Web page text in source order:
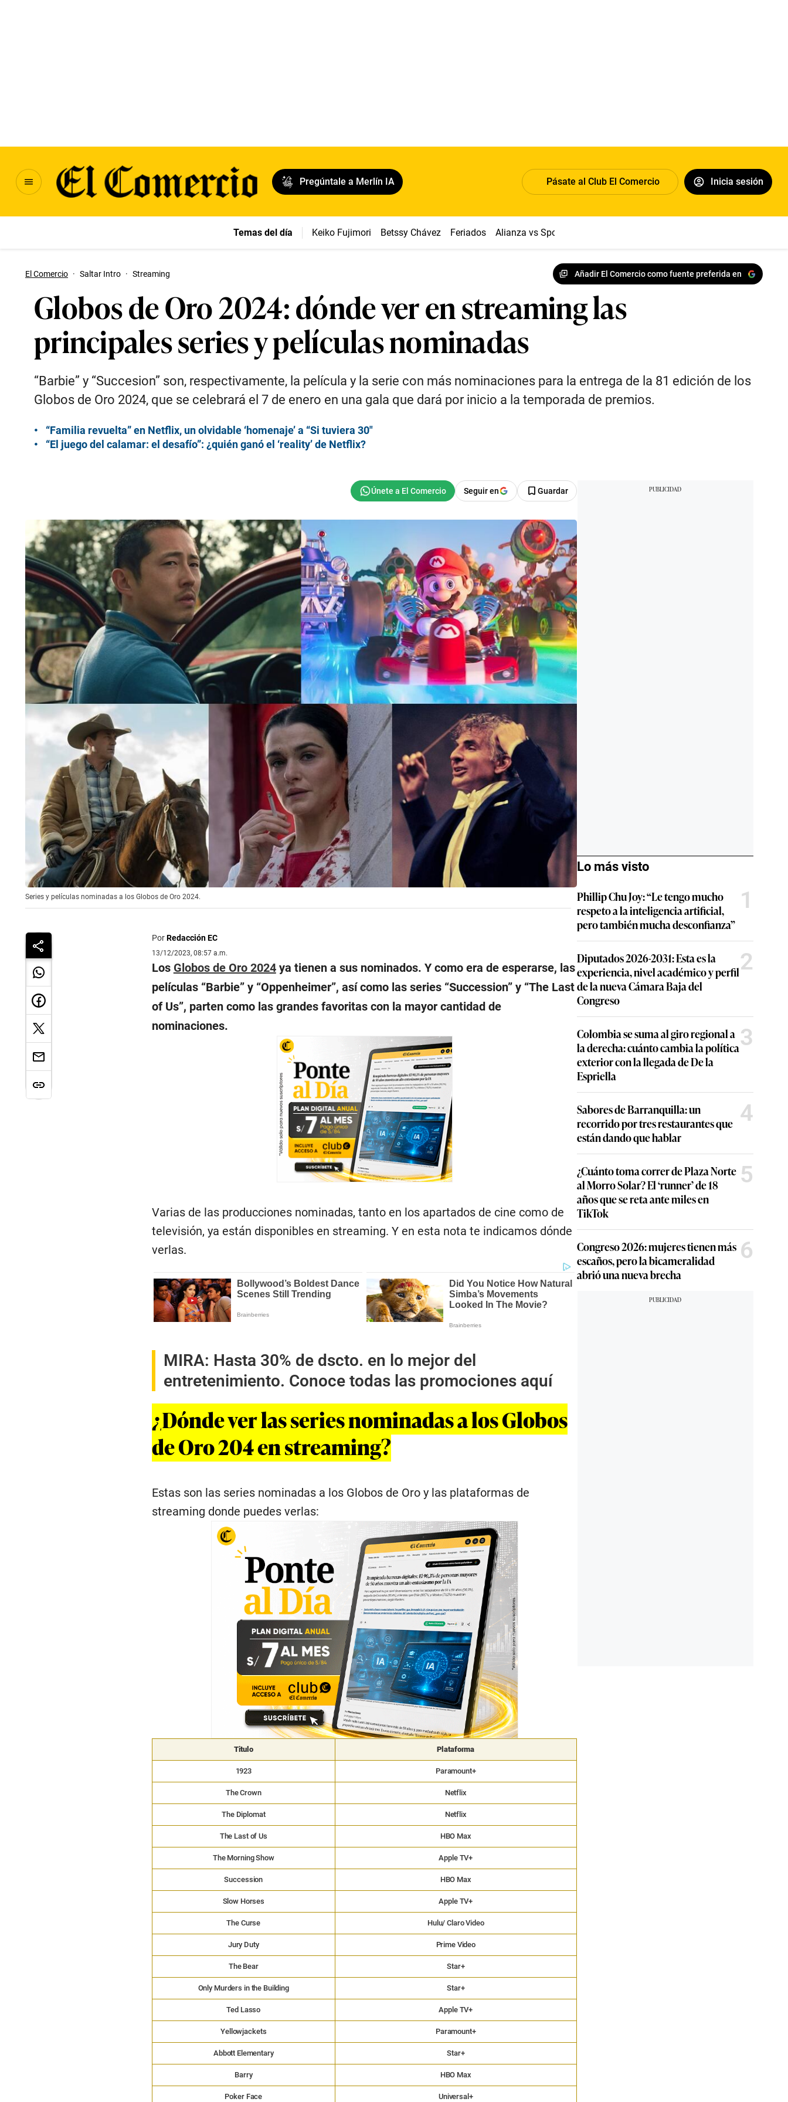
Pregúntale a Merlín IA Pásate al Club El Comercio Inicia sesión
Temas del día Keiko Fujimori Betssy Chávez Feriados Alianza vs Sport Boys
El Comercio · Saltar Intro · Streaming Añadir El Comercio como fuente preferida en
Globos de Oro 2024: dónde ver en streaming las
principales series y películas nominadas
“Barbie” y “Succesion” son, respectivamente, la película y la serie con más nominaciones para la entrega de la 81 edición de los
Globos de Oro 2024, que se celebrará el 7 de enero en una gala que dará por inicio a la temporada de premios.
“Familia revuelta” en Netflix, un olvidable ‘homenaje’ a “Si tuviera 30″
“El juego del calamar: el desafío”: ¿quién ganó el ‘reality’ de Netflix?
Seguir en Guardar
Series y películas nominadas a los Globos de Oro 2024.
PorRedacción EC
13/12/2023, 08:57 a.m.
Los Globos de Oro 2024ya tienen a sus nominados. Y como era de esperarse, las
películas “Barbie” y “Oppenheimer”, así como las series “Succession” y “The Last
of Us”, parten como las grandes favoritas con la mayor cantidad de
nominaciones.
Varias de las producciones nominadas, tanto en los apartados de cine como de
televisión, ya están disponibles en streaming. Y en esta nota te indicamos dónde
verlas.
MIRA: Hasta 30% de dscto. en lo mejor del
entretenimiento. Conoce todas las promociones aquí
¿Dónde ver las series nominadas a los Globos
de Oro 204 en streaming?
Estas son las series nominadas a los Globos de Oro y las plataformas de
streaming donde puedes verlas:
Titulo Plataforma
1923 Paramount+
The Crown Netflix
The Diplomat Netflix
The Last of Us HBO Max
The Morning Show Apple TV+
Succession HBO Max
Slow Horses Apple TV+
The Curse Hulu/ Claro Video
Jury Duty Prime Video
The Bear Star+
Only Murders in the Building Star+
Ted Lasso Apple TV+
Yellowjackets Paramount+
Abbott Elementary Star+
Barry HBO Max
Poker Face Universal+
Lo más visto
Phillip Chu Joy: “Le tengo mucho
respeto a la inteligencia artificial,
pero también mucha desconfianza”
1
Diputados 2026-2031: Esta es la
experiencia, nivel académico y perfil
de la nueva Cámara Baja del
Congreso
2
Colombia se suma al giro regional a
la derecha: cuánto cambia la política
exterior con la llegada de De la
Espriella
3
Sabores de Barranquilla: un
recorrido por tres restaurantes que
están dando que hablar
4
¿Cuánto toma correr de Plaza Norte
al Morro Solar? El ‘runner’ de 18
años que se reta ante miles en
TikTok
5
Congreso 2026: mujeres tienen más
escaños, pero la bicameralidad
abrió una nueva brecha
6